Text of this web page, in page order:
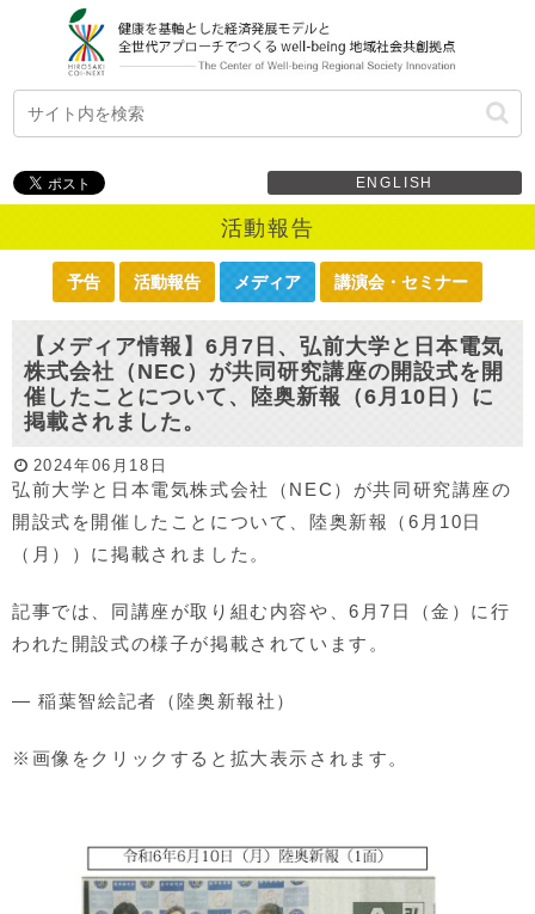
ENGLISH
活動報告
予告 活動報告 メディア 講演会・セミナー
【メディア情報】6月7日、弘前大学と日本電気
株式会社（NEC）が共同研究講座の開設式を開
催したことについて、陸奥新報（6月10日）に
掲載されました。
2024年06月18日
弘前大学と日本電気株式会社（NEC）が共同研究講座の
開設式を開催したことについて、陸奥新報（6月10日
（月））に掲載されました。
記事では、同講座が取り組む内容や、6月7日（金）に行
われた開設式の様子が掲載されています。
― 稲葉智絵記者（陸奥新報社）
※画像をクリックすると拡大表示されます。